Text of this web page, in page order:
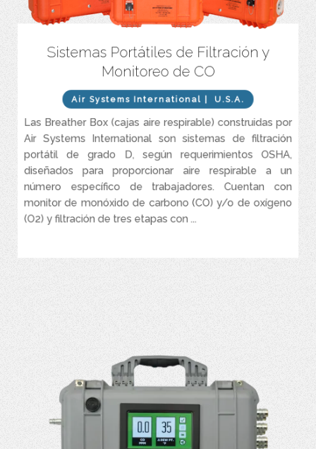
Sistemas Portátiles de Filtración y
Monitoreo de CO
Air Systems International | U.S.A.
Las Breather Box (cajas aire respirable) construidas por
Air Systems International son sistemas de filtración
portátil de grado D, según requerimientos OSHA,
diseñados para proporcionar aire respirable a un
número específico de trabajadores. Cuentan con
monitor de monóxido de carbono (CO) y/o de oxígeno
(O2) y filtración de tres etapas con ...
Sistemas de alto rendimiento para control y filtrado de Aire (grado
Eficiencia de filtrado de 99,99 % a 0,01 micrones. Indicador de
cambios de filtros.
Intrínsecamente seguro (opcional).
Disponible para 1 a 8 operarios (Regulación independiente
opcional).
Capacidad de Flujo de 15 a 203 CFM.